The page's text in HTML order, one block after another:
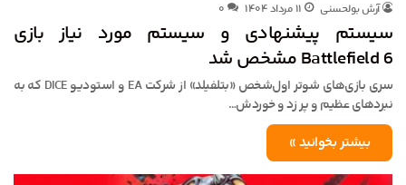
آرش بولحسنی ۱۱ مرداد ۱۴۰۴ ۰
سیستم پیشنهادی و سیستم مورد نیاز بازی
Battlefield 6 مشخص شد
سری بازی‌های شوتر اول‌شخص «بتلفیلد» از شرکت EA و استودیو DICE که به
نبردهای عظیم و پر زد و خوردش…
بیشتر بخوانید »